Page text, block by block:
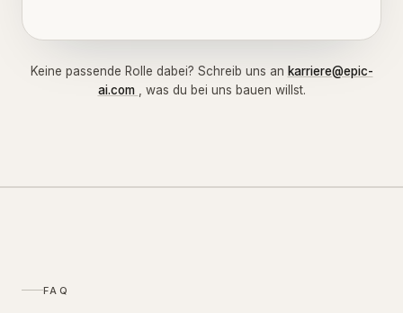
Keine passende Rolle dabei? Schreib uns an karriere@epic-
ai.com
, was du bei uns bauen willst.
FAQ